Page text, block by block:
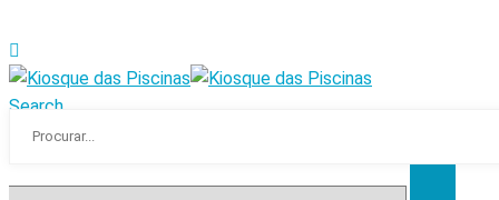
Search